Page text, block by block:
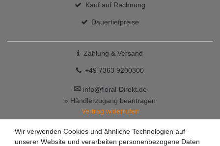
Kauf auf Rechnung
Dauertiefpreise
Zahlung & Versand
+49 7363 9200300
✉ info@floral-Direkt.de
» Händlerzugang beantragen
Vertrag widerrufen
Wir verwenden Cookies und ähnliche Technologien auf
unserer Website und verarbeiten personenbezogene Daten